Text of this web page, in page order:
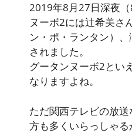
2019年8月27日深夜
ヌーボ2には辻希美さ
ン・ポ・ランタン）
されました。
グータンヌーボ2とい
なりますよね。
ただ関西テレビの放送
方も多くいらっしゃる